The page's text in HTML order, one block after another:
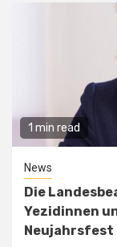
1 min read
News
Die
Yezidinnen
Neujahrsfest